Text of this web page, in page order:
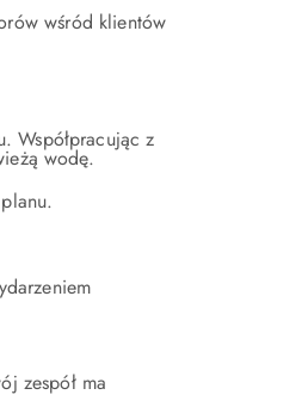
wśród klientów
Współpracując z
wodę.
zespół ma